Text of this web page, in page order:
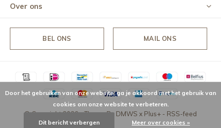
Over ons
BEL ONS MAIL ONS
© Copyright2026- Theme By DMWS x Plus+ - RSS-feed
Door het gebruiken van onze website, ga je akkoord met het gebruik van
cookies om onze website te verbeteren.
Dit bericht verbergen Meer over cookies »